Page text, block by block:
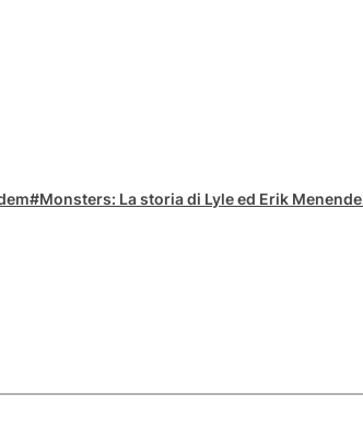
Monsters: La storia di Lyle ed Erik